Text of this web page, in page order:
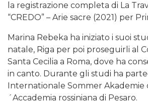
la registrazione completa di La
“CREDO” – Arie sacre (2021) per
Marina Rebeka ha iniziato i suoi
natale, Riga per poi proseguirli al
Santa Cecilia a Roma, dove ha
in canto. Durante gli studi ha
Internationale Sommer Akademie
´Accademia rossiniana di Pesaro.